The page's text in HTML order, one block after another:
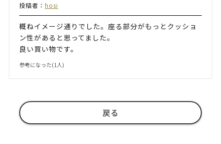
投稿者： hosi
概ねイメージ通りでした。座る部分がもっとクッショ
ン性があると思ってました。
良い買い物です。
参考になった(1 人)
戻る